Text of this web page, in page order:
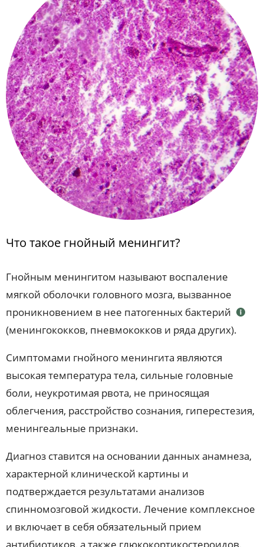
Что такое гнойный менингит?
Гнойным менингитом называют воспаление
мягкой оболочки головного мозга, вызванное
проникновением в нее патогенных бактерий
(менингококков, пневмококков и ряда других).
Симптомами гнойного менингита являются
высокая температура тела, сильные головные
боли, неукротимая рвота, не приносящая
облегчения, расстройство сознания, гиперестезия,
менингеальные признаки.
Диагноз ставится на основании данных анамнеза,
характерной клинической картины и
подтверждается результатами анализов
спинномозговой жидкости. Лечение комплексное
и включает в себя обязательный прием